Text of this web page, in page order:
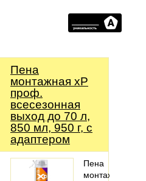
Пена
монтажная xP
проф.
всесезонная
выход до 70 л,
850 мл, 950 г, с
адаптером
Пена
монтажная